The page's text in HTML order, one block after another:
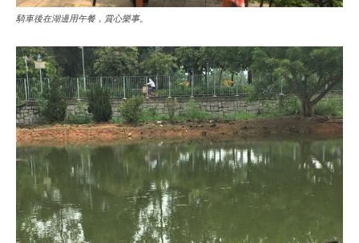
騎車後在湖邊用午餐，賞心樂事。